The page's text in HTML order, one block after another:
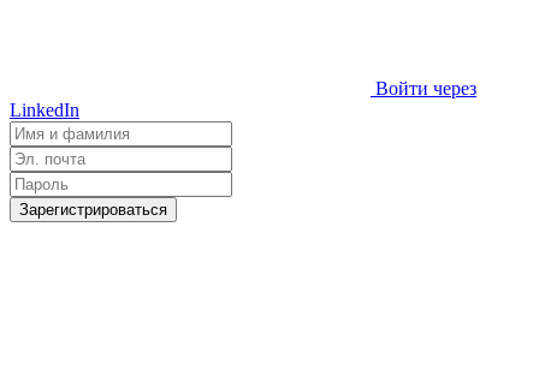
Войти через
LinkedIn
Зарегистрироваться